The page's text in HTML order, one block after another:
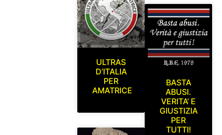
ULTRAS
D’ITALIA
PER
AMATRICE
BASTA
ABUSI.
VERITA’ E
GIUSTIZIA
PER
TUTTI!